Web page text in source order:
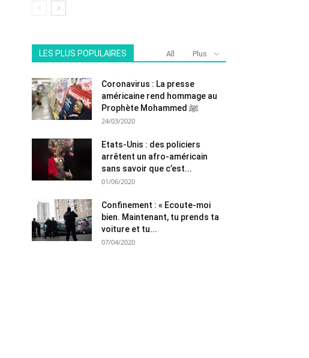
LES PLUS POPULAIRES All Plus
Coronavirus : La presse
américaine rend hommage au
Prophète Mohammed ﷺ
24/03/2020
Etats-Unis : des policiers
arrêtent un afro-américain
sans savoir que c’est...
01/06/2020
Confinement : « Ecoute-moi
bien. Maintenant, tu prends ta
voiture et tu...
07/04/2020